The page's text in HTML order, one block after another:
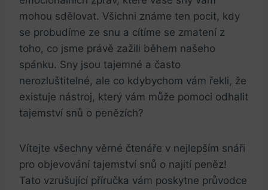
mohou ​sdělovat. Všichni známe ten pocit, kdy
se ‍probudíme ​ze snu a cítíme ‍se zmatení z
toho, co jsme právě ⁢zažili během našeho
spánku. Sny jsou tajemné a často
nerozluštitelné, ale co kdybychom vám řekli, že⁤
existuje‍ nástroj, který vám může pomoci odhalit
tajemství snů o penězích?
Vítejte všechny věrné čtenáře v nejlepším snáři‌
pro objevování tajemství snů o najití peněz!
Tato vzrušující příručka vám poskytne průvodce